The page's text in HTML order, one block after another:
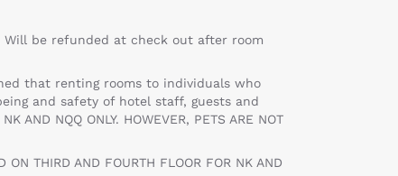
be refunded at check out after room
that renting rooms to individuals who
and safety of hotel staff, guests and
AND NQQ ONLY. HOWEVER, PETS ARE NOT
ON THIRD AND FOURTH FLOOR FOR NK AND